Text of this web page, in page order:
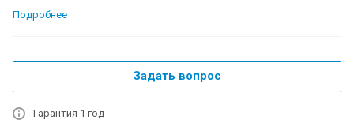
Подробнее
Задать вопрос
Гарантия 1 год